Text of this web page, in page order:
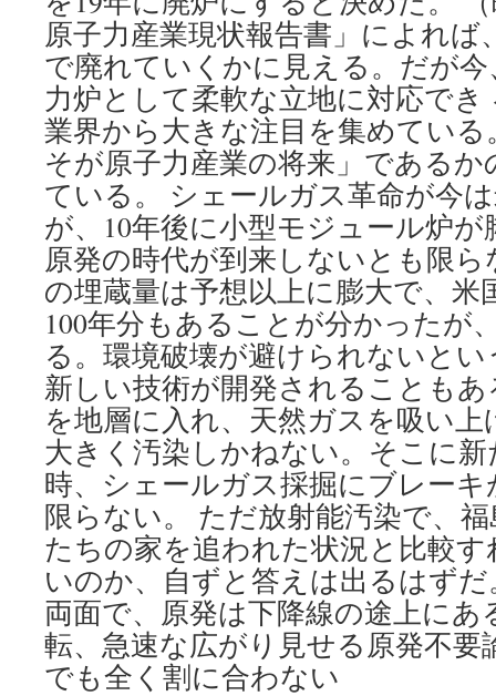
原子力産業現状報告書」によれば
で廃れていくかに見える。だが
力炉として柔軟な立地に対応で
業界から大きな注目を集めてい
そが原子力産業の将来」である
ている。 シェールガス革命が今
が、10年後に小型モジュール炉
原発の時代が到来しないとも限
の埋蔵量は予想以上に膨大で、米
100年分もあることが分かったが
る。環境破壊が避けられないと
新しい技術が開発されることも
を地層に入れ、天然ガスを吸い
大きく汚染しかねない。そこに
時、シェールガス採掘にブレー
限らない。 ただ放射能汚染で、
たちの家を追われた状況と比較
いのか、自ずと答えは出るはず
両面で、原発は下降線の途上にあ
転、急速な広がり見せる原発不要
でも全く割に合わない